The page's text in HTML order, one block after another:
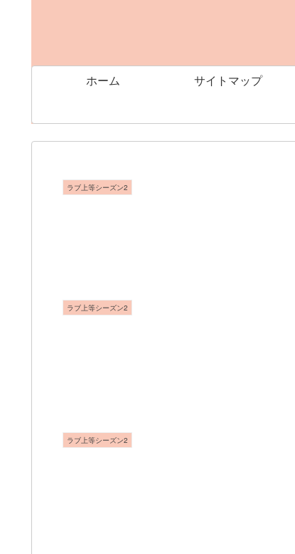
ホーム サイトマップ
ラブ上等シーズン2
ラブ上等シーズン2
ラブ上等シーズン2